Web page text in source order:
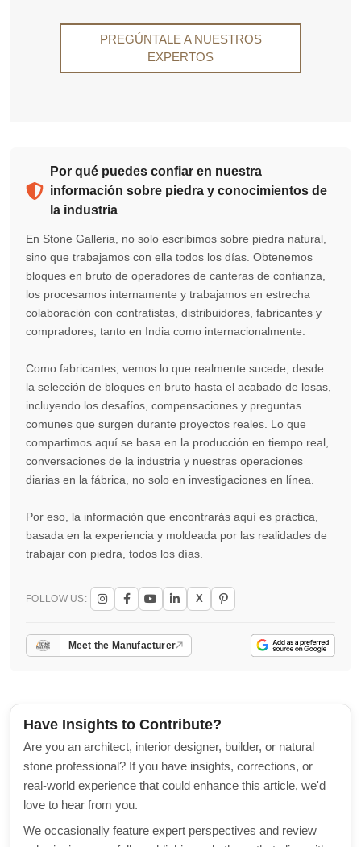
PREGÚNTALE A NUESTROS
EXPERTOS
Por qué puedes confiar en nuestra
información sobre piedra y conocimientos de
la industria
En Stone Galleria, no solo escribimos sobre piedra natural,
sino que trabajamos con ella todos los días. Obtenemos
bloques en bruto de operadores de canteras de confianza,
los procesamos internamente y trabajamos en estrecha
colaboración con contratistas, distribuidores, fabricantes y
compradores, tanto en India como internacionalmente.
Como fabricantes, vemos lo que realmente sucede, desde
la selección de bloques en bruto hasta el acabado de losas,
incluyendo los desafíos, compensaciones y preguntas
comunes que surgen durante proyectos reales. Lo que
compartimos aquí se basa en la producción en tiempo real,
conversaciones de la industria y nuestras operaciones
diarias en la fábrica, no solo en investigaciones en línea.
Por eso, la información que encontrarás aquí es práctica,
basada en la experiencia y moldeada por las realidades de
trabajar con piedra, todos los días.
FOLLOW US: X
Meet the Manufacturer
Have Insights to Contribute?
Are you an architect, interior designer, builder, or natural
stone professional? If you have insights, corrections, or
real-world experience that could enhance this article, we'd
love to hear from you.
We occasionally feature expert perspectives and review